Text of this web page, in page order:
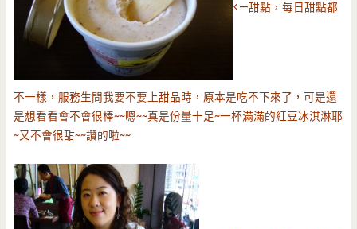
<—甜點，每日甜點都
不一樣，服務生問我要不要上甜品時，原本是吃不下來了，可是還
是想看看會不會很棒~~嗯~~真是份量十足~一杯滿滿的紅豆冰淇淋耶
~又不會很甜~~讚的啦~~